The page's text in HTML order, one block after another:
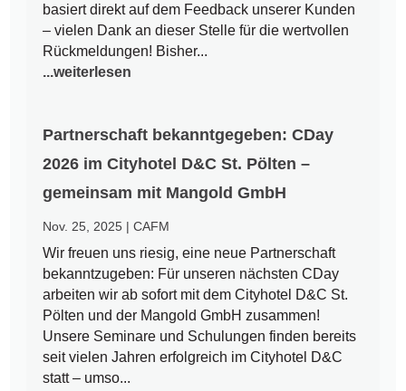
basiert direkt auf dem Feedback unserer Kunden
– vielen Dank an dieser Stelle für die wertvollen
Rückmeldungen! Bisher...
...weiterlesen
Partnerschaft bekanntgegeben: CDay
2026 im Cityhotel D&C St. Pölten –
gemeinsam mit Mangold GmbH
Nov. 25, 2025 |CAFM
Wir freuen uns riesig, eine neue Partnerschaft
bekanntzugeben: Für unseren nächsten CDay
arbeiten wir ab sofort mit dem Cityhotel D&C St.
Pölten und der Mangold GmbH zusammen!
Unsere Seminare und Schulungen finden bereits
seit vielen Jahren erfolgreich im Cityhotel D&C
statt – umso...